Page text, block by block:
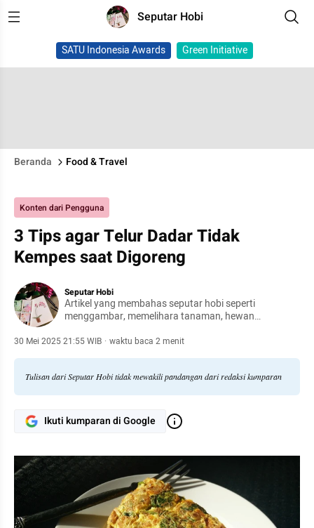
Seputar Hobi
SATU Indonesia Awards Green Initiative
Beranda Food & Travel
Konten dari Pengguna
3 Tips agar Telur Dadar Tidak
Kempes saat Digoreng
Seputar Hobi
Artikel yang membahas seputar hobi seperti
menggambar, memelihara tanaman, hewan
30 Mei 2025 21:55 WIB · waktu baca 2 menit
Tulisan dari Seputar Hobi tidak mewakili pandangan dari redaksi kumparan
Ikuti kumparan di Google